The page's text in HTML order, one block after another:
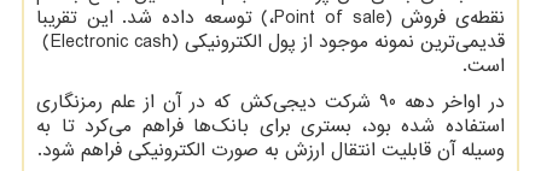
نقطه‌ی فروش Point of sale)،(توسعه داده شد. این تقریبا
قدیمی‌ترین نمونه موجود از پول الکترونیکی (Electronic cash)
است.
در اواخر دهه 90 شرکت دیجی‌کش که در آن از علم رمزنگاری
استفاده شده بود، بستری برای بانک‌ها فراهم می‌کرد تا به
وسیله آن قابلیت انتقال ارزش به صورت الکترونیکی فراهم شود.